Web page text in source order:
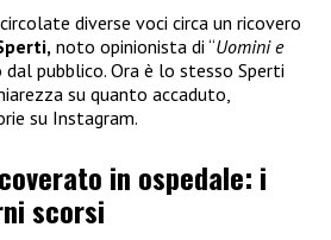
diverse voci circa un ricovero
noto opinionista di “Uomini e
pubblico. Ora è lo stesso Sperti
su quanto accaduto,
su Instagram.
in ospedale: i
scorsi